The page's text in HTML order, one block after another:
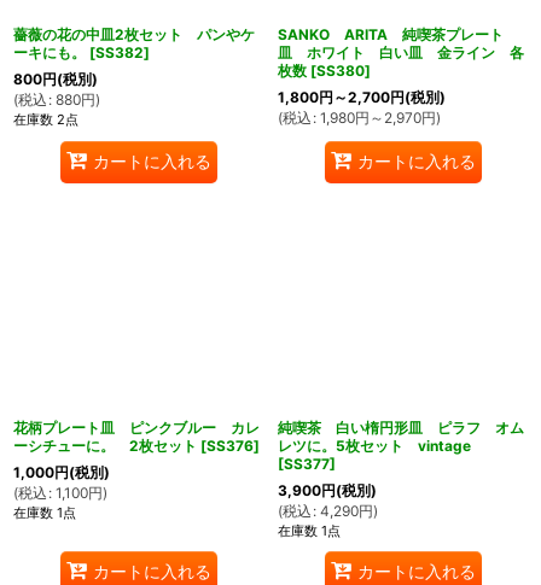
薔薇の花の中皿2枚セット パンやケ
ーキにも。
[SS382]
800円(税別)
(税込 : 880円)
在庫数 2点
カートに入れる
SANKO ARITA 純喫茶プレート
皿 ホワイト 白い皿 金ライン 各
枚数 [SS380]
1,800円 ～2,700円(税別)
(税込 : 1,980円 ～2,970円)
カートに入れる
花柄プレート皿 ピンクブルー カレ
ーシチューに。 2枚セット [SS376]
1,000円(税別)
(税込 : 1,100円)
在庫数 1点
カートに入れる
純喫茶 白い楕円形皿 ピラフ オム
レツに。5枚セット vintage
[SS377]
3,900円(税別)
(税込 : 4,290円)
在庫数 1点
カートに入れる